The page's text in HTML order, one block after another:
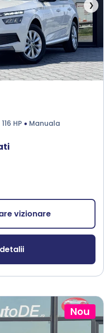
❯
116 HP Manuala
vizionare
Nou